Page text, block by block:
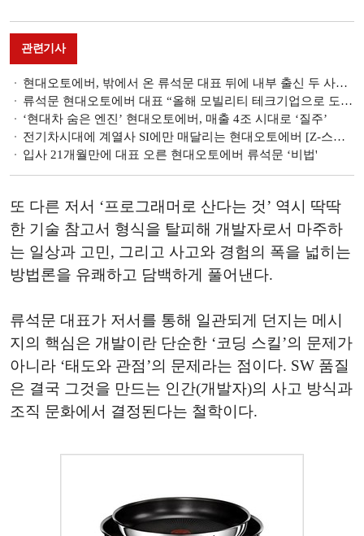
관련기사
현대오토에버, 밖에서 온 류석문 대표 뒤에 내부 출신 두 사람 [이사회 톺아보기]
류석문 현대오토에버 대표 “올해 모빌리티 테크기업으로 도약할 것”
‘현대차 숨은 엔진’ 현대오토에버, 매출 4조 시대로 ‘질주’
전기차시대에 계열사 SI에만 매달리는 현대오토에버 [Z-스코어 기업가치 바로보기]
입사 21개월만에 대표 오른 현대오토에버 류석문 ‘비법'
또 다른 저서 ‘프로그래머로 산다는 것’ 역시 딱딱
한 기술 참고서 형식을 탈피해 개발자로서 마주하
는 일상과 고민, 그리고 사고와 경험의 폭을 넓히는
방법론을 유쾌하고 담백하게 풀어낸다.
류석문 대표가 저서를 통해 일관되게 던지는 메시
지의 핵심은 개발이란 단순한 ‘코딩 스킬’의 문제가
아니라 ‘태도와 관점’의 문제라는 점이다. SW 품질
은 결국 그것을 만드는 인간(개발자)의 사고 방식과
조직 문화에서 결정된다는 철학이다.